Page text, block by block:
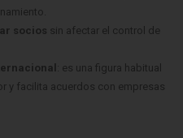
socios sin afectar el control de
: es una figura habitual
y facilita acuerdos con empresas